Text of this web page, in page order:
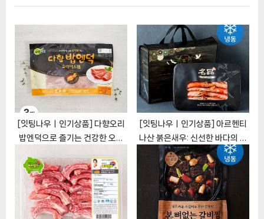
s
P
o
s
t
o
s
[잇팅나우ㅣ인기상품] 다향오리
밥엔덕으로 즐기는 건강한 오리
[잇팅나우ㅣ인기상품] 아르헨티
나산 붉은새우: 신선한 바다의 축
복 [EatingNOWㅣ추천상품]